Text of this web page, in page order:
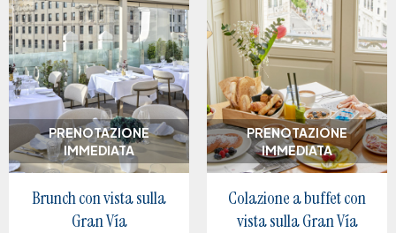
PRENOTAZIONE
IMMEDIATA
Brunch con vista sulla
Gran Vía
PRENOTAZIONE
IMMEDIATA
Colazione a buffet con
vista sulla Gran Vía